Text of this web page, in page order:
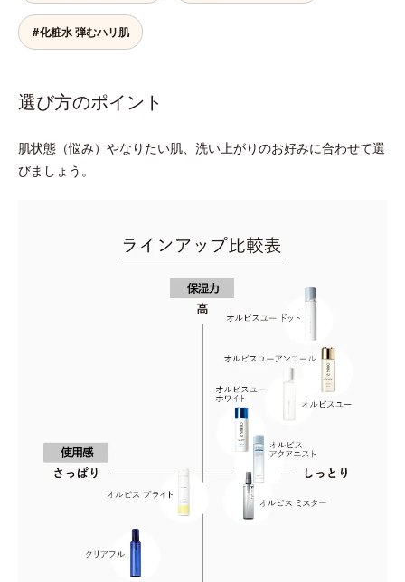
#化粧水 弾むハリ肌
選び方のポイント
肌状態（悩み）やなりたい肌、洗い上がりのお好みに合わせて選
びましょう。